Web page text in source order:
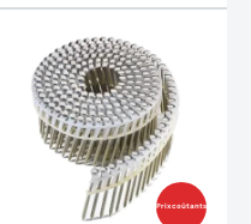
Prix coûtants